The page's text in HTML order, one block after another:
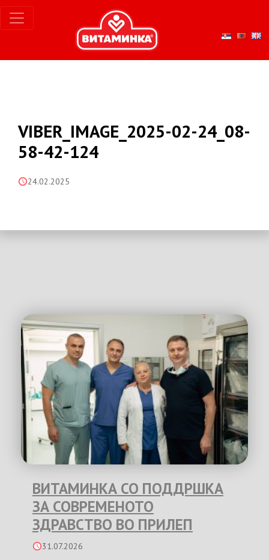
VIBER_IMAGE_2025-02-24_08-
58-42-124
24.02.2025
ВИТАМИНКА СО ПОДДРШКА
ЗА СОВРЕМЕНОТО
ЗДРАВСТВО ВО ПРИЛЕП
31.07.2026